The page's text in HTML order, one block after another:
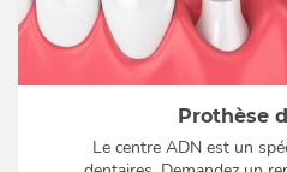
Prothèse
Le centre ADN est un